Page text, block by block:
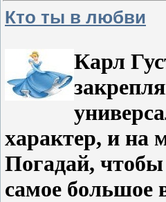
Кто ты в любви
Карл
характер, и на
Погадай, чтобы
самое большое